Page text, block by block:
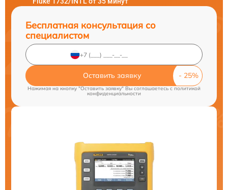
Бесплатная консультация со
специалистом
Оставить заявку
Нажимая на кнопку "Оставить заявку" Вы соглашаетесь cполитикой
конфиденциальности